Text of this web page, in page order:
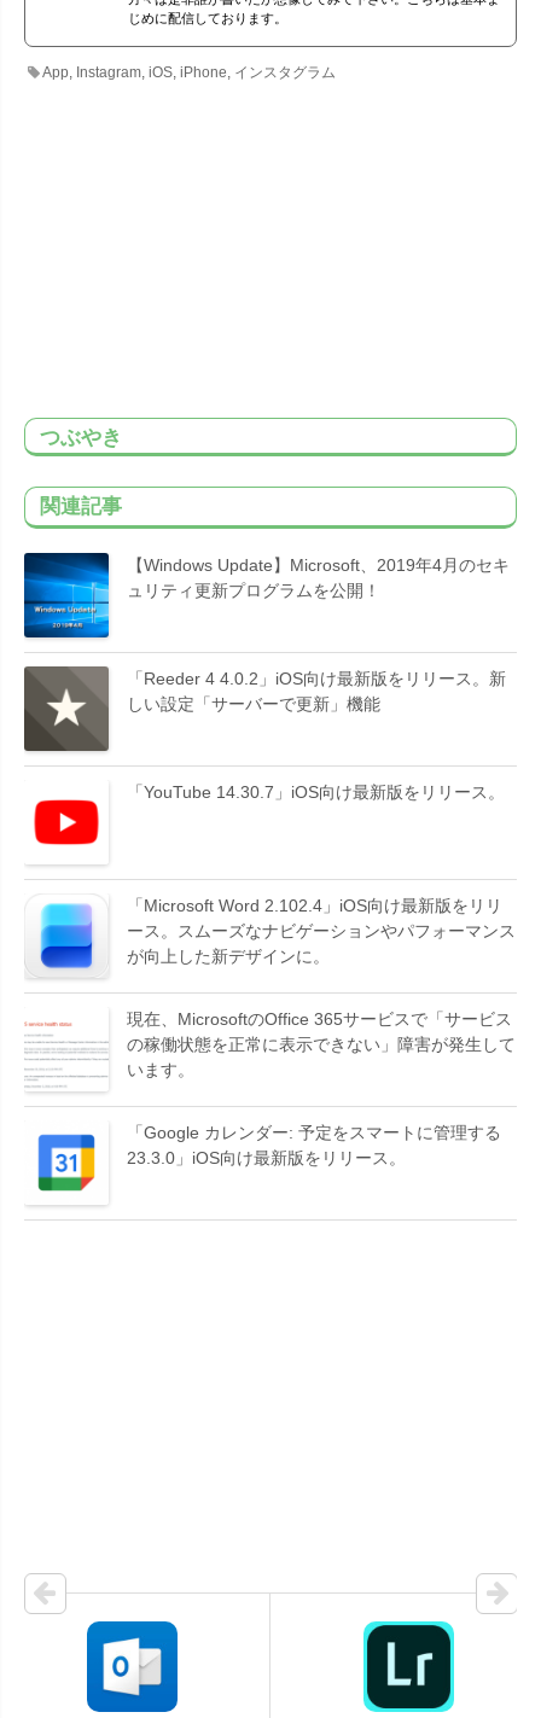
じめに配信しております。
App, Instagram,iOS,iPhone, インスタグラム
つぶやき
関連記事
【Windows Update】Microsoft、2019年4月のセキ
ュリティ更新プログラムを公開！
「Reeder 4 4.0.2」iOS向け最新版をリリース。新
しい設定「サーバーで更新」機能
「YouTube 14.30.7」iOS向け最新版をリリース。
「Microsoft Word 2.102.4」iOS向け最新版をリリ
ース。スムーズなナビゲーションやパフォーマンス
が向上した新デザインに。
現在、MicrosoftのOffice 365サービスで「サービス
の稼働状態を正常に表示できない」障害が発生して
います。
「Google カレンダー: 予定をスマートに管理する
23.3.0」iOS向け最新版をリリース。